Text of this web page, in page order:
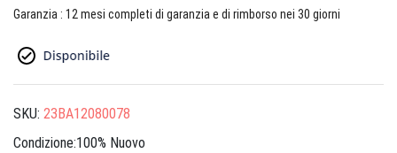
Garanzia : 12 mesi completi di garanzia e di rimborso nei 30 giorni
SKU: 23BA12080078
Condizione:100% Nuovo